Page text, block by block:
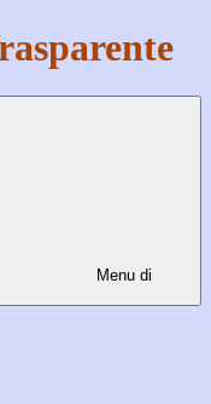
Menu di